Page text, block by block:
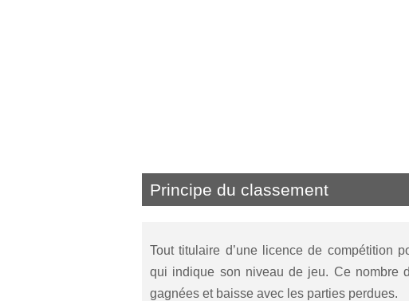
Principe du classement
Tout titulaire d’une licence de compétition
qui indique son niveau de jeu. Ce nombre
gagnées et baisse avec les parties perdues.